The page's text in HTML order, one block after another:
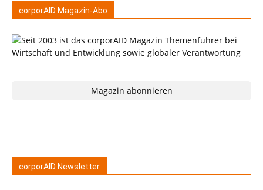
corporAID Magazin-Abo
Magazin abonnieren
corporAID Newsletter